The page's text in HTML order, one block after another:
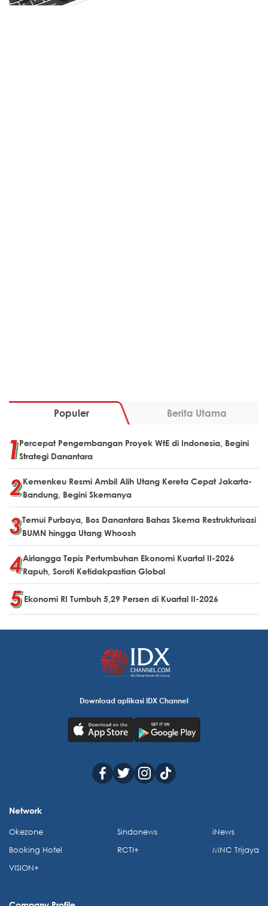
Populer Berita Utama
Percepat Pengembangan Proyek WtE di Indonesia, Begini
Strategi Danantara
Kemenkeu Resmi Ambil Alih Utang Kereta Cepat Jakarta-
Bandung, Begini Skemanya
Temui Purbaya, Bos Danantara Bahas Skema Restrukturisasi
BUMN hingga Utang Whoosh
Airlangga Tepis Pertumbuhan Ekonomi Kuartal II-2026
Rapuh, Soroti Ketidakpastian Global
Ekonomi RI Tumbuh 5,29 Persen di Kuartal II-2026
Download aplikasi IDX Channel
Network
Okezone
Booking Hotel
VISION+
Sindonews
RCTI+
iNews
MNC Trijaya